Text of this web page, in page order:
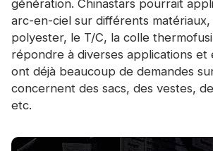
génération. Chinastars pourrait
arc-en-ciel sur différents
polyester, le T/C, la colle
répondre à diverses applications et
ont déjà beaucoup de demandes
concernent des sacs, des vestes,
etc.